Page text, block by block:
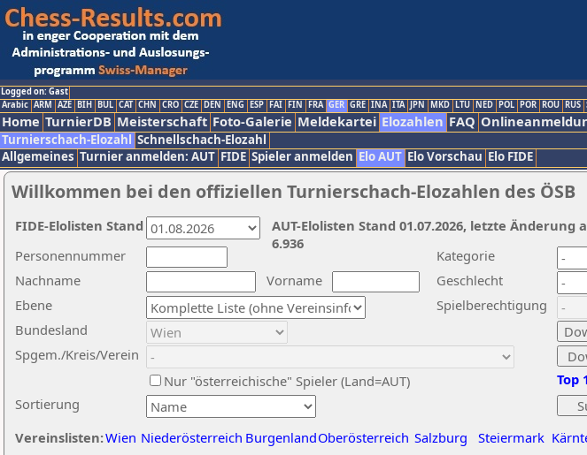
Logged on: Gast
Arabic ARM AZE BIH BUL CAT CHN CRO CZE DEN ENG ESP FAI FIN FRA GER GRE INA ITA JPN MKD LTU NED POL POR ROU RUS
Home TurnierDB Meisterschaft Foto-Galerie Meldekartei Elozahlen FAQ
Turnierschach-Elozahl Schnellschach-Elozahl
Allgemeines Turnier anmelden: AUT FIDE Spieler anmelden Elo AUT Elo Vorschau Elo FIDE
Willkommen bei den offiziellen Turnierschach-Elozahlen des ÖSB
Nachname
Vorname
Ebene
Kategorie
Sortierung
Personennummer
Bundesland
Spgem./Kreis/Verein
Geschlecht
Nur "österreichische" Spieler (Land=AUT)
Spielberechtigung
Vereinslisten:Wien Niederösterreich BurgenlandOberösterreich Salzburg Steiermark
Top
AUT-Elolisten Stand 01.07.2026, letzte Änderung
6.936
FIDE-Elolisten Stand